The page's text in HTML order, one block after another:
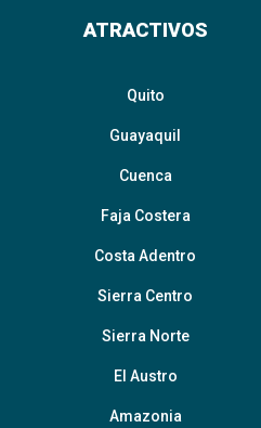
ATRACTIVOS
Quito
Guayaquil
Cuenca
Faja Costera
Costa Adentro
Sierra Centro
Sierra Norte
El Austro
Amazonia